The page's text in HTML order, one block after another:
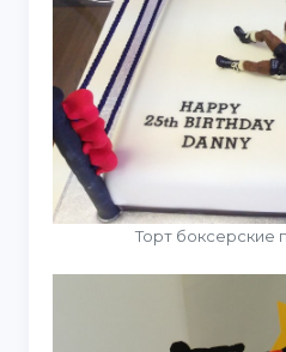
Торт боксерские